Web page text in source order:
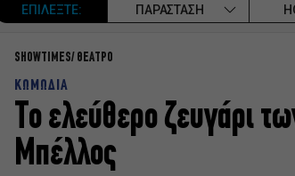
ΕΠΙΛΕΞΤΕ: ΠΑΡΑΣΤΑΣΗ
SHOWTIMES ΘΕΑΤΡΟ
ΚΩΜΩΔΙΑ
Το ελεύθερο ζευγάρι
Μπέλλος